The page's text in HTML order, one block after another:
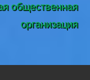
общественная
организация